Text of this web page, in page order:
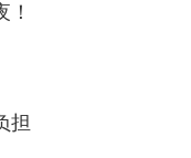
担